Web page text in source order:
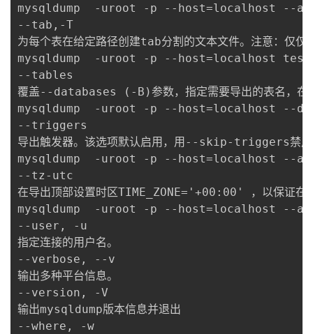
mysqldump  -uroot -p --host=localhost --
--tab,-T
为每个表在给定路径创建tab分割的文本文件。注意：
mysqldump  -uroot -p --host=localhost
--tables
覆盖--databases (-B)参数，指定需要导出的表名，
mysqldump  -uroot -p --host=localhost --
--triggers
导出触发器。该选项默认启用，用--skip-triggers禁用
mysqldump  -uroot -p --host=localhost --
--tz-utc
在导出顶部设置时区TIME_ZONE='+00:00' ，以保证在
mysqldump  -uroot -p --host=localhost --
--user, -u
指定连接的用户名。
--verbose, --v
输出多种平台信息。
--version, -V
输出mysqldump版本信息并退出
--where, -w